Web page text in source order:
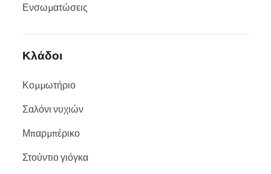
Ενσωματώσεις
Κλάδοι
Κομμωτήριο
Σαλόνι νυχιών
Μπαρμπέρικο
Στούντιο γιόγκα